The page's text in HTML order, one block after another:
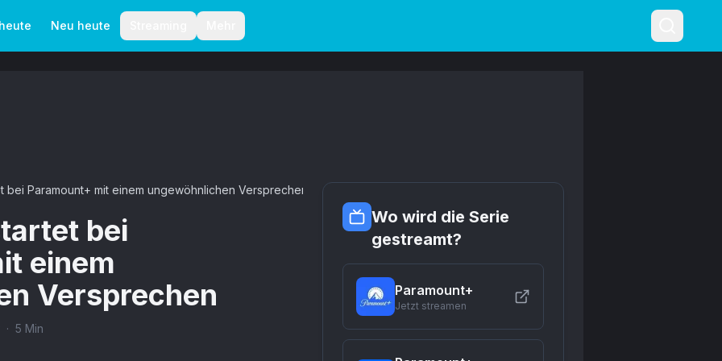
Neu heute
bei Paramount+ mit einem ungewöhnlichen Versprechen
bei
einem
Versprechen
· 5 Min
Wo wird die Serie
gestreamt?
Paramount+
Jetzt streamen
RichtlinienAutoren